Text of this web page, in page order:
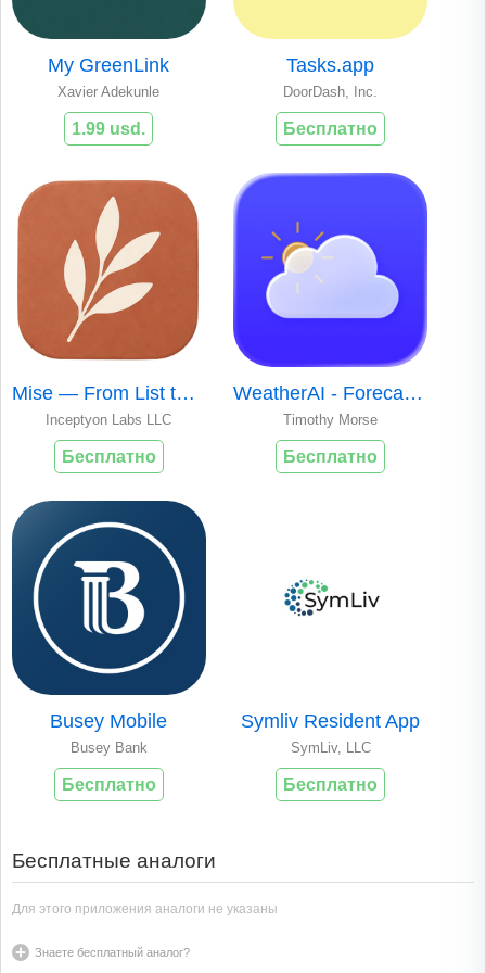
My GreenLink
Xavier Adekunle
1.99 usd.
Tasks.app
DoorDash, Inc.
Бесплатно
Mise — From List to Table
Inceptyon Labs LLC
Бесплатно
WeatherAI - Forecast & Radar
Timothy Morse
Бесплатно
Busey Mobile
Busey Bank
Бесплатно
Symliv Resident App
SymLiv, LLC
Бесплатно
Бесплатные аналоги
Для этого приложения аналоги не указаны
Знаете бесплатный аналог?